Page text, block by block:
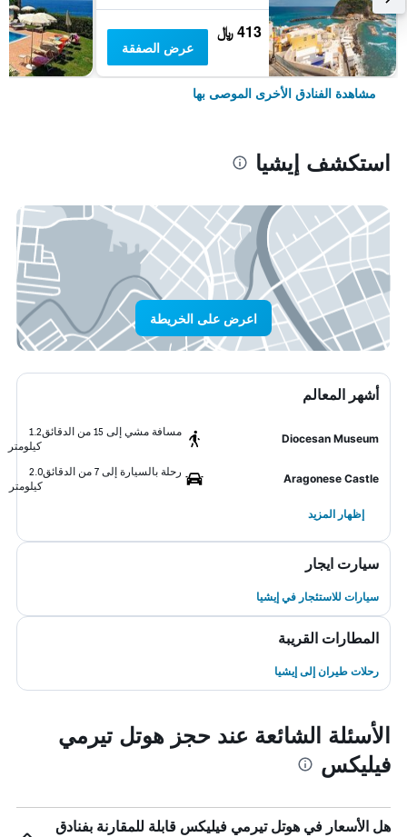
413 ﷼
عرض الصفقة
مشاهدة الفنادق الأخرى الموصى بها
استكشف إيشيا
اعرض على الخريطة
أشهر المعالم
Diocesan Museum
مسافة مشي إلى 15 من الدقائق
1.2
كيلومتر
Aragonese Castle
رحلة بالسيارة إلى 7 من الدقائق
2.0
كيلومتر
إظهار المزيد
سيارت ايجار
سيارات للاستئجار في إيشيا
المطارات القريبة
رحلات طيران إلى إيشيا
الأسئلة الشائعة عند حجز هوتل تيرمي
فيليكس
هل الأسعار في هوتل تيرمي فيليكس قابلة للمقارنة بفنادق